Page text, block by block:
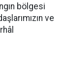
bölgesi
ve